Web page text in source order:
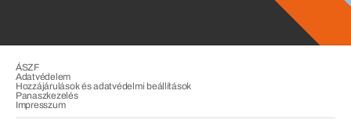
ÁSZF
Adatvédelem
Hozzájárulások és adatvédelmi beállítások
Panaszkezelés
Impresszum